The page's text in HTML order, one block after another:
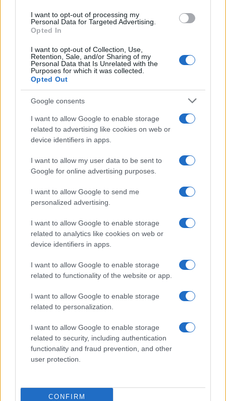
I want to opt-out of processing my
Personal Data for Targeted Advertising.
Opted In
I want to opt-out of Collection, Use,
Retention, Sale, and/or Sharing of my
Personal Data that Is Unrelated with the
Purposes for which it was collected.
Opted Out
Google consents
I want to allow Google to enable storage
related to advertising like cookies on web or
device identifiers in apps.
I want to allow my user data to be sent to
Google for online advertising purposes.
I want to allow Google to send me
personalized advertising.
I want to allow Google to enable storage
related to analytics like cookies on web or
device identifiers in apps.
I want to allow Google to enable storage
related to functionality of the website or app.
I want to allow Google to enable storage
related to personalization.
I want to allow Google to enable storage
related to security, including authentication
functionality and fraud prevention, and other
user protection.
CONFIRM
NECROLOGIE
Mario Malu
I nostri cari
I nostri cari
I nostri cari
Giovannimaria Cabras